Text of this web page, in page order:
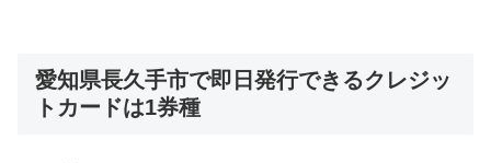
愛知県長久手市で即日発行できるクレジッ
トカードは1券種